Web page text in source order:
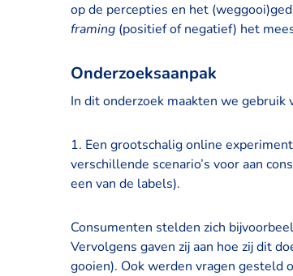
op de percepties en het
framing (positief of negatief) het
Onderzoeksaanpak
In dit onderzoek maakten we
1. Een grootschalig online
verschillende scenario’s voor aan
een van de labels).
Consumenten stelden zich
Vervolgens gaven zij aan hoe zij dit
gooien). Ook werden vragen gesteld